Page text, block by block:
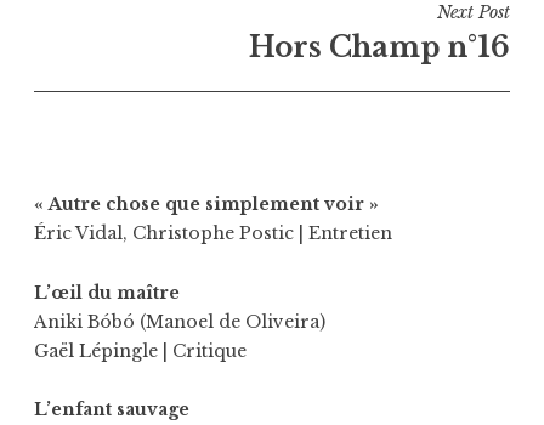
Next Post
Hors Champ n°16
« Autre chose que simplement voir »
Éric Vidal, Christophe Postic | Entretien
L’œil du maître
Aniki Bóbó (Manoel de Oliveira)
Gaël Lépingle | Critique
L’enfant sauvage